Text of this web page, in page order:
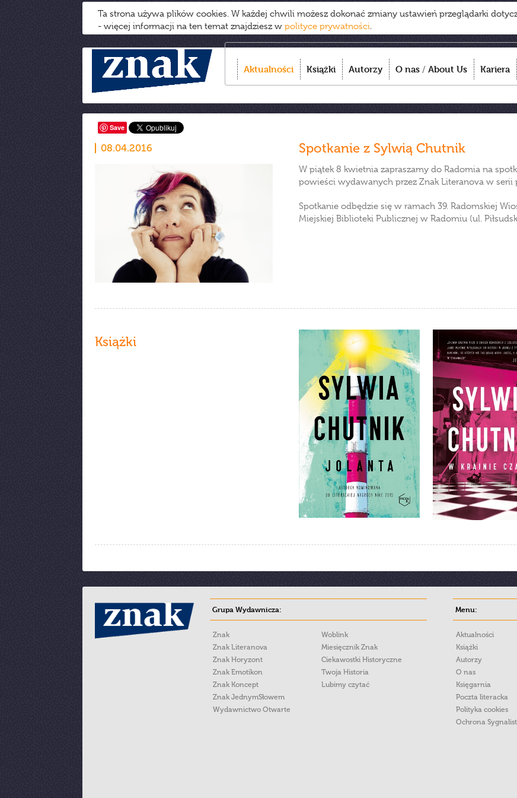
Ta strona używa plików cookies. W każdej chwili możesz dokonać zmiany ustawień przeglądarki
- więcej informacji na ten temat znajdziesz w polityce prywatności.
Aktualności Książki Autorzy O nas / About Us Kariera
Save
08.04.2016 Spotkanie z Sylwią Chutnik
W piątek 8 kwietnia zapraszamy do Radomia na
powieści wydawanych przez Znak Literanova w serii
Spotkanie odbędzie się w ramach 39. Radomskiej
Miejskiej Biblioteki Publicznej w Radomiu (ul.
Książki
Grupa Wydawnicza:
Znak
Znak Literanova
Znak Horyzont
Znak Emotikon
Znak Koncept
Znak JednymSłowem
Wydawnictwo Otwarte
Woblink
Miesięcznik Znak
Ciekawostki Historyczne
Twoja Historia
Lubimy czytać
Menu:
Aktualności
Książki
Autorzy
O nas
Księgarnia
Poczta literacka
Polityka cookies
Ochrona